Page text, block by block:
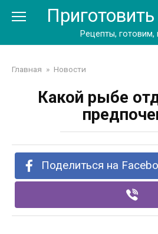
Рецепты, готовим,
Главная » Новости
Какой рыбе
Поделиться на